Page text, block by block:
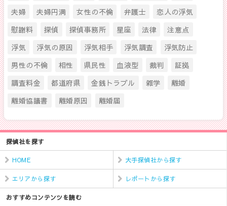
夫婦
夫婦円満 女性の不倫 弁護士
恋人の浮気
慰謝料
探偵 探偵事務所 星座 法律
注意点
浮気
浮気の原因 浮気相手 浮気調査
浮気防止
男性の不倫
相性 県民性 血液型 裁判
証拠
調査料金
都道府県 金銭トラブル 雑学
離婚
離婚協議書
離婚原因 離婚届
探偵社を探す
HOME 大手探偵社から探す
エリアから探す レポートから探す
おすすめコンテンツを読む